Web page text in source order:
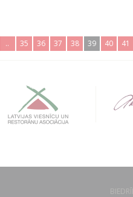
.. 35 36 37 38 39 40 41